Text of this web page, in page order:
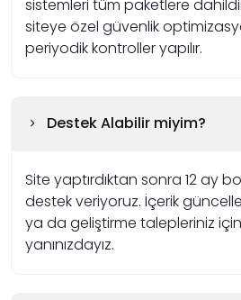
sistemleri tüm paketlere
siteye özel güvenlik
periyodik kontroller yapılır.
Destek Alabilir miyim?
Site yaptırdıktan sonra 12 ay
destek veriyoruz. İçerik
ya da geliştirme talepleriniz
yanınızdayız.